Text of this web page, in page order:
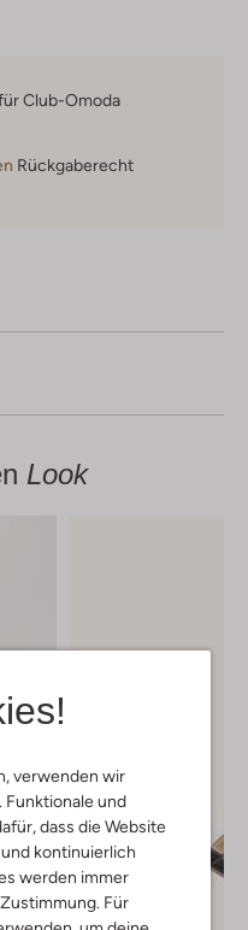
verwenden wir
Funktionale und
dass die Website
kontinuierlich
werden immer
Für
Club-Omoda
Rückgaberecht
Look